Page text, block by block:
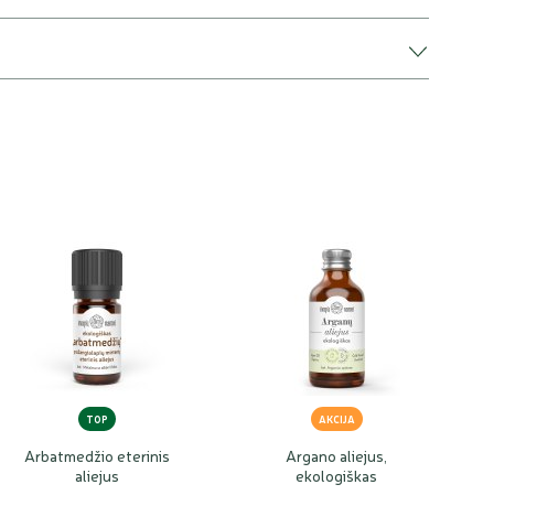
TOP
Arbatmedžio eterinis
aliejus
AKCIJA
Argano aliejus,
ekologiškas